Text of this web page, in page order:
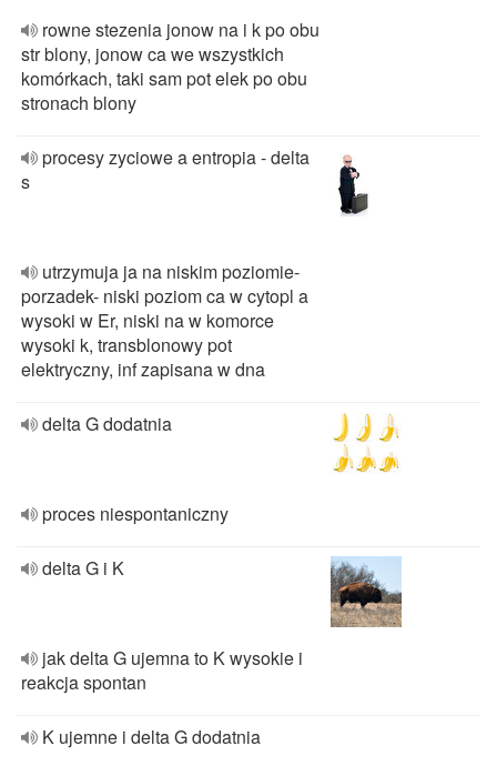
rowne stezenia jonow na i k po obu
str blony, jonow ca we wszystkich
komórkach, taki sam pot elek po obu
stronach blony
procesy zyciowe a entropia - delta
s
utrzymuja ja na niskim poziomie-
porzadek- niski poziom ca w cytopl a
wysoki w Er, niski na w komorce
wysoki k, transblonowy pot
elektryczny, inf zapisana w dna
delta G dodatnia
proces niespontaniczny
delta G i K
jak delta G ujemna to K wysokie i
reakcja spontan
K ujemne i delta G dodatnia